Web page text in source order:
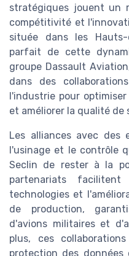
stratégiques jouent un
compétitivité et
située dans les
parfait de cette
groupe Dassault
dans des
l'industrie pour
et améliorer la qualité de
Les alliances avec des
l'usinage et le contrôle
Seclin de rester à la
partenariats
technologies et
de production,
d'avions militaires et
plus, ces
protection des